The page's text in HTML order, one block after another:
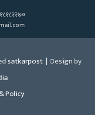
satkarpost | Design by
Policy